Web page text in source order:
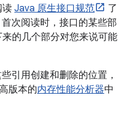
读 Java 原生接口规范
了
次阅读时，接口的某些部
的几个部分对您来说可能
引用创建和删除的位置，
版本的内存性能分析器中